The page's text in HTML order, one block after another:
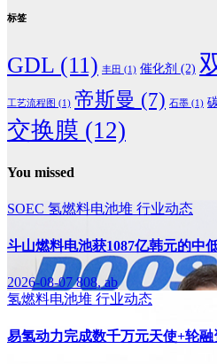
标签
GDL (11) 丰田 (1) 催化剂 (2)
工艺流程图 (1) 帝斯曼 (7) 石墨 (1)
交换膜 (12)
You missed
SOEC 氢燃料电池堆 行业动态
斗山燃料电池获1087亿韩元的中
2026-08-07808, ab
氢燃料电池堆 行业动态
易氢动力完成数千万元天使+轮融